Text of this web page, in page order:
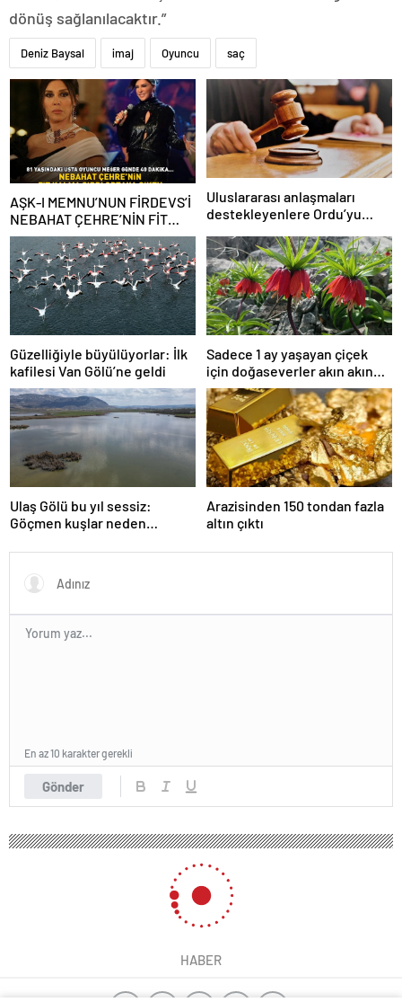
dönüş sağlanılacaktır.”
Deniz Baysal imaj Oyuncu saç
AŞK-I MEMNU’NUN FİRDEVS’İ
NEBAHAT ÇEHRE’NİN FİT
KALMA SIRRI! 81 yaşındaki
ünlü oyuncu meğer günde 40
dakika…
Uluslararası anlaşmaları
destekleyenlere Ordu’yu
Güzelliğiyle büyülüyorlar: İlk
kafilesi Van Gölü’ne geldi
Sadece 1 ay yaşayan çiçek
için doğaseverler akın akın
geliyor!
Ulaş Gölü bu yıl sessiz:
Göçmen kuşlar neden
Arazisinden 150 tondan fazla
altın çıktı
Gönder
En az 10 karakter gerekli
HABER